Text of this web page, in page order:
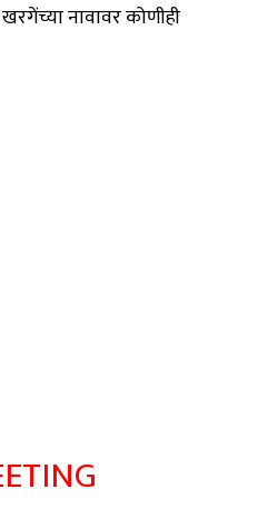
खरगेंच्या नावावर कोणीही